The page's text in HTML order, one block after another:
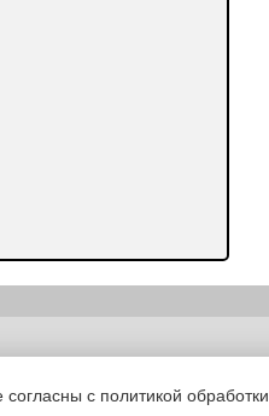
|E-mail
с политикой обработки,